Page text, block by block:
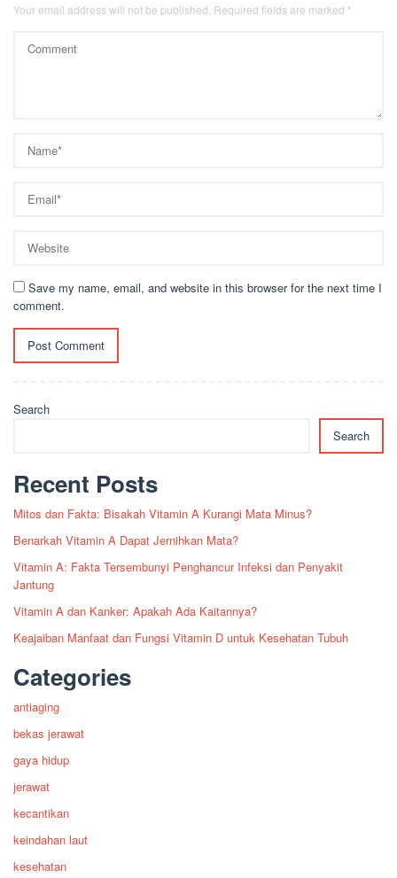
Your email address will not be published. Required fields are marked *
Save my name, email, and website in this browser for the next time I
comment.
Search
Search
Recent Posts
Mitos dan Fakta: Bisakah Vitamin A Kurangi Mata Minus?
Benarkah Vitamin A Dapat Jernihkan Mata?
Vitamin A: Fakta Tersembunyi Penghancur Infeksi dan Penyakit
Jantung
Vitamin A dan Kanker: Apakah Ada Kaitannya?
Keajaiban Manfaat dan Fungsi Vitamin D untuk Kesehatan Tubuh
Categories
antiaging
bekas jerawat
gaya hidup
jerawat
kecantikan
keindahan laut
kesehatan